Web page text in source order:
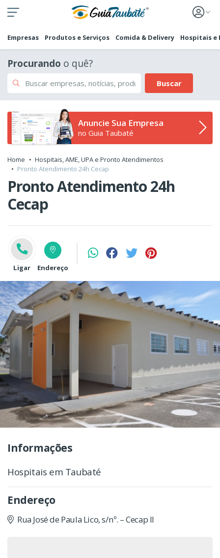
Empresas Produtos e Serviços Comida & Delivery Hospitais e
Procurando o quê?
Buscar
Anuncie Sua Empresa
no Guia Taubaté
Home
Hospitais, AME, UPA e Pronto Atendimentos
Pronto Atendimento 24h Cecap
Pronto Atendimento 24h
Cecap
Ligar Endereço
Informações
Hospitais em Taubaté
Endereço
Rua José de Paula Lico, s/nº. – Cecap II